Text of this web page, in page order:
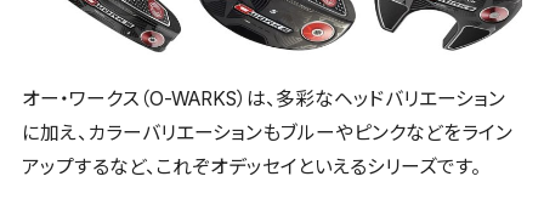
オー・ワークス（O-WARKS）は、多彩なヘッドバリエーション
に加え、カラーバリエーションもブルーやピンクなどをライン
アップするなど、これぞオデッセイといえるシリーズです。